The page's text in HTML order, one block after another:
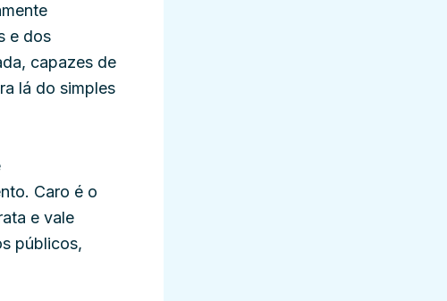
e dos
capazes de
lá do simples
Caro é o
e vale
públicos,